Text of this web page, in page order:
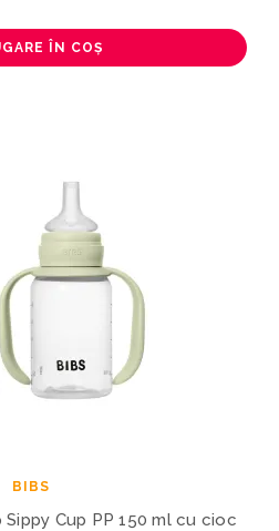
ÎN COȘ
BIBS
Cup PP 150 ml cu cioc